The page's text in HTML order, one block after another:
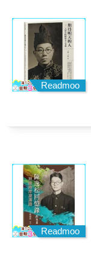
Readmoo
Readmoo